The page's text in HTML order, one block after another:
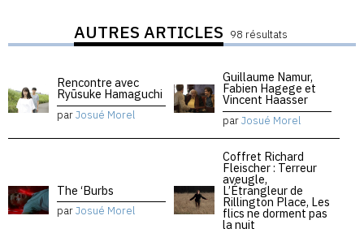
AUTRES ARTICLES 98 résultats
Rencontre avec
Ryūsuke Hamaguchi
parJosué Morel
Guillaume Namur,
Fabien Hagege et
Vincent Haasser
parJosué Morel
The ‘Burbs
parJosué Morel
Coffret Richard
Fleischer : Terreur
aveugle,
L’Étrangleur de
Rillington Place, Les
flics ne dorment pas
la nuit